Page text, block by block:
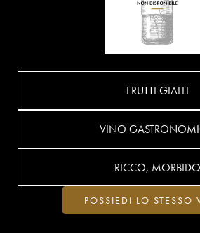
FRUTTI GIALLI
VINO
RICCO, MORBIDO
POSSIEDI LO STESSO